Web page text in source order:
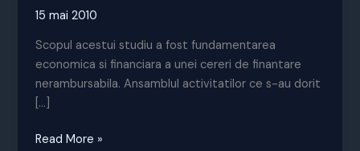
15 mai 2010
Scopul acestui studiu a fost fundamentarea
economica si financiara a unei cereri de finantare
nerambursabila. Ansamblul activitatilor ce s-au dorit
[…]
Plan
Read More »